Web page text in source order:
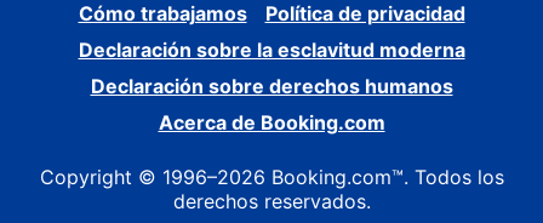
Cómo trabajamos
Política de privacidad
Declaración sobre la esclavitud moderna
Declaración sobre derechos humanos
Acerca de Booking.com
Copyright © 1996–2026 Booking.com™. Todos los
derechos reservados.